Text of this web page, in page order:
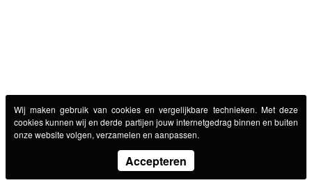
Wij maken gebruik van cookies en vergelijkbare technieken. Met deze
cookies kunnen wij en derde partijen jouw internetgedrag binnen en buiten
onze website volgen, verzamelen en aanpassen.
Accepteren